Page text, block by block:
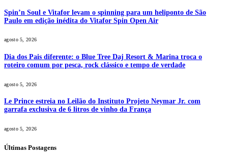
Spin’n Soul e Vitafor levam o spinning para um heliponto de São
Paulo em edição inédita do Vitafor Spin Open Air
agosto 5, 2026
Dia dos Pais diferente: o Blue Tree Daj Resort & Marina troca o
roteiro comum por pesca, rock clássico e tempo de verdade
agosto 5, 2026
Le Prince estreia no Leilão do Instituto Projeto Neymar Jr. com
garrafa exclusiva de 6 litros de vinho da França
agosto 5, 2026
Últimas Postagens